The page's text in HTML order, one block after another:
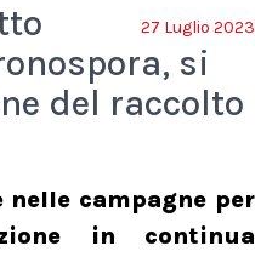
27 Luglio 2023
si
del raccolto
campagne per
in continua